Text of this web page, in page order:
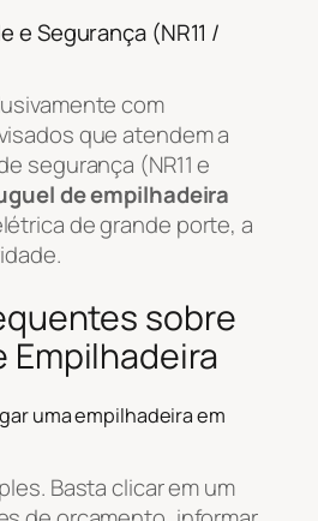
e Segurança (NR11 /
com
que atendem a
segurança (NR11 e
de empilhadeira
de grande porte, a
sobre
Empilhadeira
uma empilhadeira em
Basta clicar em um